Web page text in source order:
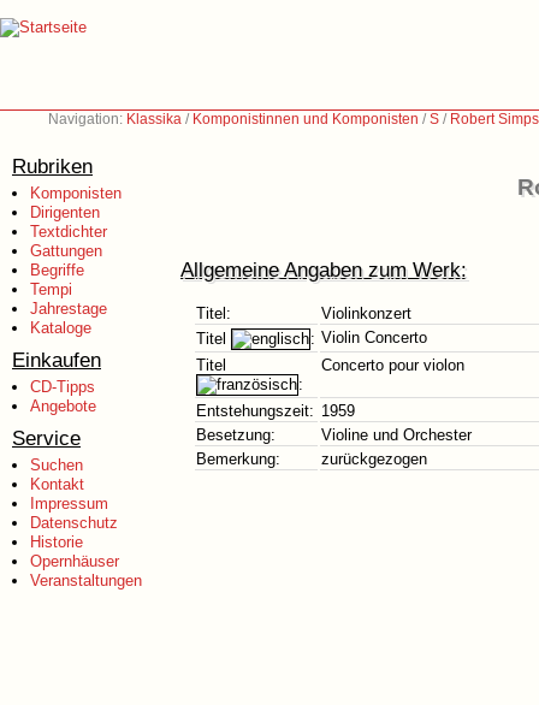
Navigation: Klassika / Komponistinnen und Komponisten /S / Robert
Rubriken
Komponisten
Dirigenten
Textdichter
Gattungen
Begriffe
Tempi
Jahrestage
Kataloge
Einkaufen
CD-Tipps
Angebote
Service
Suchen
Kontakt
Impressum
Datenschutz
Historie
Opernhäuser
Veranstaltungen
Allgemeine Angaben zum Werk:
Titel:
Violinkonzert
Titel
: Violin Concerto
Titel
:
Concerto pour violon
Entstehungszeit: 1959
Besetzung:
Violine und Orchester
Bemerkung:
zurückgezogen